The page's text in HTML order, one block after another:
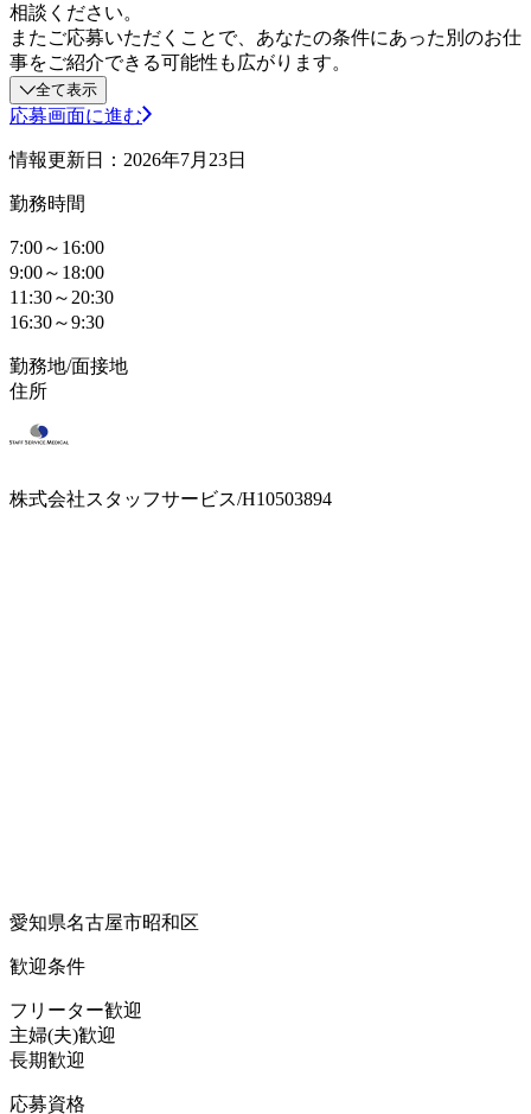
相談ください。
またご応募いただくことで、あなたの条件にあった別のお仕
事をご紹介できる可能性も広がります。
全て表示
応募画面に進む
情報更新日：2026年7月23日
勤務時間
7:00～16:00
9:00～18:00
11:30～20:30
16:30～9:30
勤務地/面接地
住所
株式会社スタッフサービス/H10503894
愛知県名古屋市昭和区
歓迎条件
フリーター歓迎
主婦(夫)歓迎
長期歓迎
応募資格